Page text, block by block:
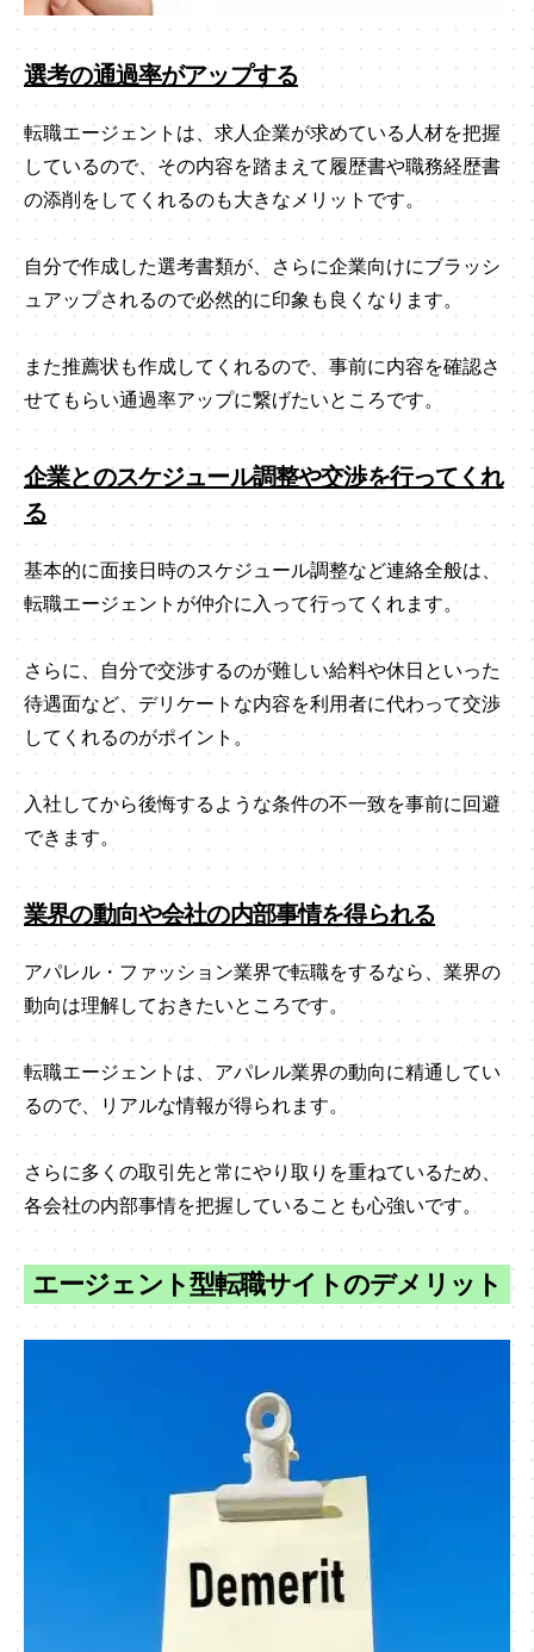
選考の通過率がアップする
転職エージェントは、求人企業が求めている人材を把握
しているので、その内容を踏まえて履歴書や職務経歴書
の添削をしてくれるのも大きなメリットです。
自分で作成した選考書類が、さらに企業向けにブラッシ
ュアップされるので必然的に印象も良くなります。
また推薦状も作成してくれるので、事前に内容を確認さ
せてもらい通過率アップに繋げたいところです。
企業とのスケジュール調整や交渉を行ってくれ
る
基本的に面接日時のスケジュール調整など連絡全般は、
転職エージェントが仲介に入って行ってくれます。
さらに、自分で交渉するのが難しい給料や休日といった
待遇面など、デリケートな内容を利用者に代わって交渉
してくれるのがポイント。
入社してから後悔するような条件の不一致を事前に回避
できます。
業界の動向や会社の内部事情を得られる
アパレル・ファッション業界で転職をするなら、業界の
動向は理解しておきたいところです。
転職エージェントは、アパレル業界の動向に精通してい
るので、リアルな情報が得られます。
さらに多くの取引先と常にやり取りを重ねているため、
各会社の内部事情を把握していることも心強いです。
エージェント型転職サイトのデメリット